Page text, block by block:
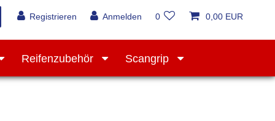
Registrieren Anmelden 0 0,00 EUR
Reifenzubehör Scangrip